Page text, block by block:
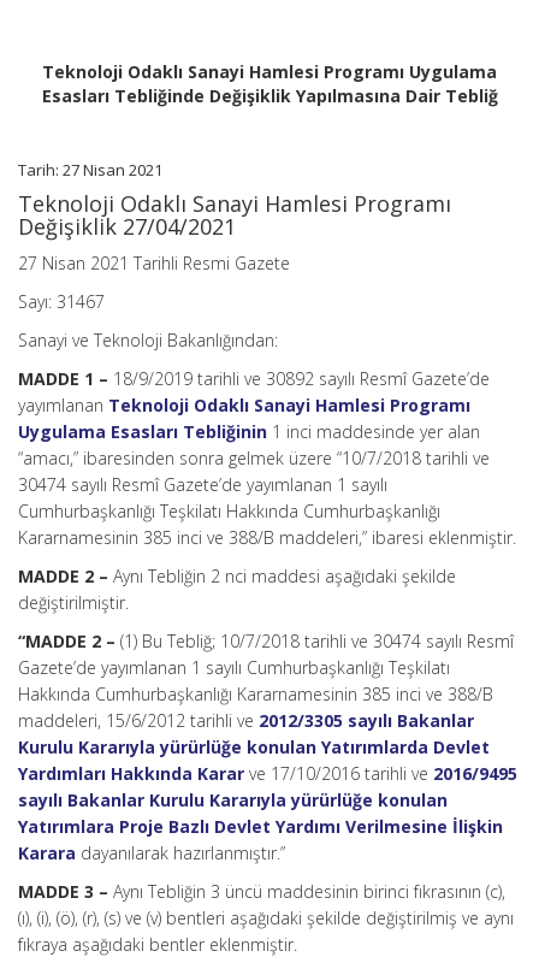
Teknoloji Odaklı Sanayi Hamlesi Programı Uygulama
Esasları Tebliğinde Değişiklik Yapılmasına Dair Tebliğ
Tarih: 27 Nisan 2021
Teknoloji Odaklı Sanayi Hamlesi Programı
Değişiklik 27/04/2021
27 Nisan 2021 Tarihli Resmi Gazete
Sayı: 31467
Sanayi ve Teknoloji Bakanlığından:
MADDE 1 – 18/9/2019 tarihli ve 30892 sayılı Resmî Gazete’de
yayımlanan Teknoloji Odaklı Sanayi Hamlesi Programı
Uygulama Esasları Tebliğinin 1 inci maddesinde yer alan
“amacı,” ibaresinden sonra gelmek üzere “10/7/2018 tarihli ve
30474 sayılı Resmî Gazete’de yayımlanan 1 sayılı
Cumhurbaşkanlığı Teşkilatı Hakkında Cumhurbaşkanlığı
Kararnamesinin 385 inci ve 388/B maddeleri,” ibaresi eklenmiştir.
MADDE 2 – Aynı Tebliğin 2 nci maddesi aşağıdaki şekilde
değiştirilmiştir.
“MADDE 2 – (1) Bu Tebliğ; 10/7/2018 tarihli ve 30474 sayılı Resmî
Gazete’de yayımlanan 1 sayılı Cumhurbaşkanlığı Teşkilatı
Hakkında Cumhurbaşkanlığı Kararnamesinin 385 inci ve 388/B
maddeleri, 15/6/2012 tarihli ve 2012/3305 sayılı Bakanlar
Kurulu Kararıyla yürürlüğe konulan Yatırımlarda Devlet
Yardımları Hakkında Karar ve 17/10/2016 tarihli ve 2016/9495
sayılı Bakanlar Kurulu Kararıyla yürürlüğe konulan
Yatırımlara Proje Bazlı Devlet Yardımı Verilmesine İlişkin
Karara dayanılarak hazırlanmıştır.”
MADDE 3 – Aynı Tebliğin 3 üncü maddesinin birinci fıkrasının (c),
(ı), (i), (ö), (r), (s) ve (v) bentleri aşağıdaki şekilde değiştirilmiş ve aynı
fıkraya aşağıdaki bentler eklenmiştir.